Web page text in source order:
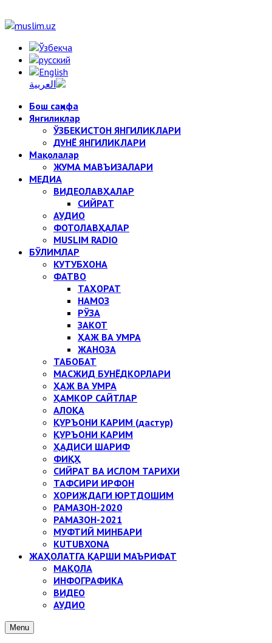
Бош саҳифа
Янгиликлар
ЎЗБЕКИСТОН ЯНГИЛИКЛАРИ
ДУНЁ ЯНГИЛИКЛАРИ
Мақолалар
ЖУМА МАВЪИЗАЛАРИ
МЕДИА
ВИДЕОЛАВҲАЛАР
СИЙРАТ
АУДИО
ФОТОЛАВҲАЛАР
MUSLIM RADIO
БЎЛИМЛАР
КУТУБХОНА
ФАТВО
ТАҲОРАТ
НАМОЗ
РЎЗА
ЗАКОТ
ҲАЖ ВА УМРА
ЖАНОЗА
ТАБОБАТ
МАСЖИД БУНЁДКОРЛАРИ
ҲАЖ ВА УМРА
ҲАМКОР САЙТЛАР
АЛОҚА
ҚУРЪОНИ КАРИМ (дастур)
ҚУРЪОНИ КАРИМ
ҲАДИСИ ШАРИФ
ФИҚҲ
СИЙРАТ ВА ИСЛОМ ТАРИХИ
ТАФСИРИ ИРФОН
ХОРИЖДАГИ ЮРТДОШИМ
РАМАЗОН-2020
РАМАЗОН-2021
МУФТИЙ МИНБАРИ
KUTUBXONA
ЖАҲОЛАТГА ҚАРШИ МАЪРИФАТ
МАҚОЛА
ИНФОГРАФИКА
ВИДЕО
АУДИО
Menu